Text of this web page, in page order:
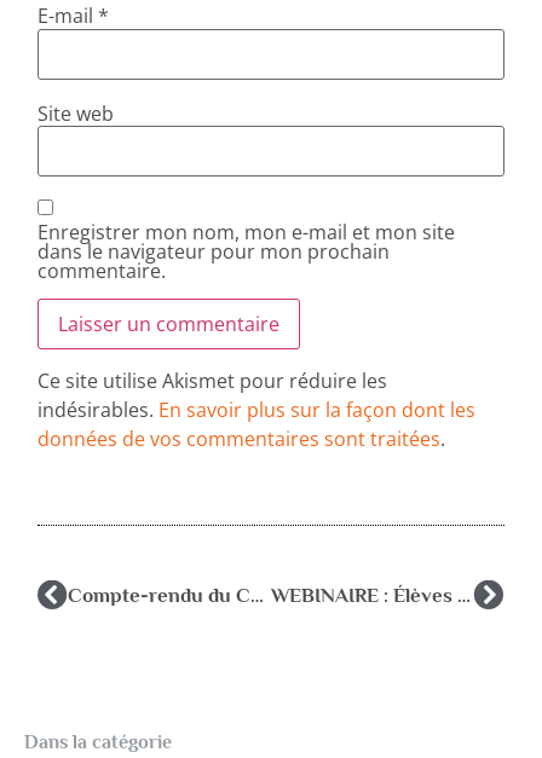
E-mail*
Site web
Enregistrer mon nom, mon e-mail et mon site
dans le navigateur pour mon prochain
commentaire.
Ce site utilise Akismet pour réduire les
indésirables. En savoir plus sur la façon dont les
données de vos commentaires sont traitées.
Compte-rendu du CA du 20 décembre 2022 WEBINAIRE : Élèves orphelins, quelles perspectives d’accompagnement. Rôle et place pour le psychologue de l’Éducation Nationale
Dans la catégorie